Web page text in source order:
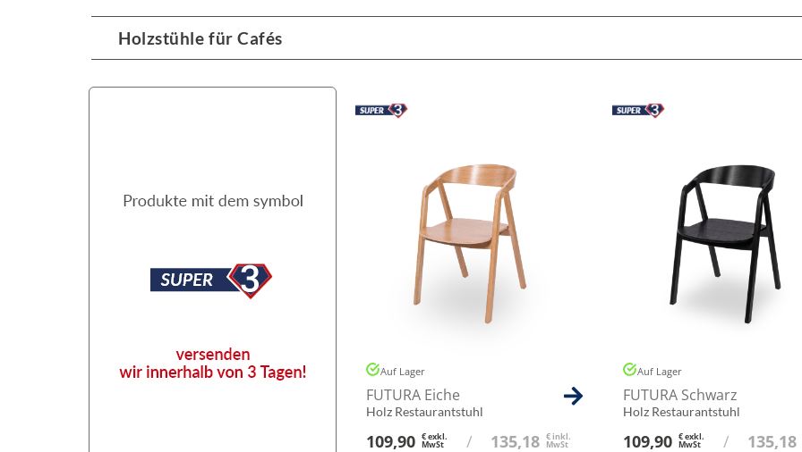
Holzstühle für Cafés
Auf Lager
FUTURA Eiche
Holz Restaurantstuhl
109,90 € exkl.
MwSt / 135,18 € inkl.
MwSt
Auf Lager
FUTURA Schwarz
Holz Restaurantstuhl
109,90 € exkl.
MwSt / 135,18